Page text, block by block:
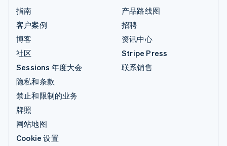
指南
客户案例
博客
社区
Sessions 年度大会
隐私和条款
禁止和限制的业务
牌照
网站地图
Cookie 设置
产品路线图
招聘
资讯中心
Stripe Press
联系销售